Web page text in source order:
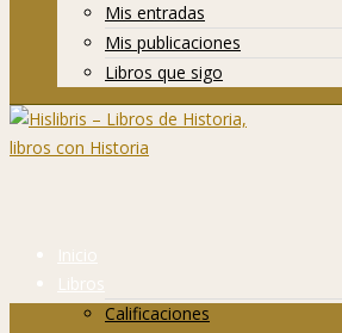
Mis entradas
Mis publicaciones
Libros que sigo
Inicio
Libros
Calificaciones